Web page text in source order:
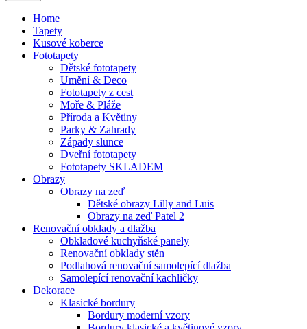
Home
Tapety
Kusové koberce
Fototapety
Dětské fototapety
Umění & Deco
Fototapety z cest
Moře & Pláže
Příroda a Květiny
Parky & Zahrady
Západy slunce
Dveřní fototapety
Fototapety SKLADEM
Obrazy
Obrazy na zeď
Dětské obrazy Lilly and Luis
Obrazy na zeď Patel 2
Renovační obklady a dlažba
Obkladové kuchyňské panely
Renovační obklady stěn
Podlahová renovační samolepící dlažba
Samolepící renovační kachličky
Dekorace
Klasické bordury
Bordury moderní vzory